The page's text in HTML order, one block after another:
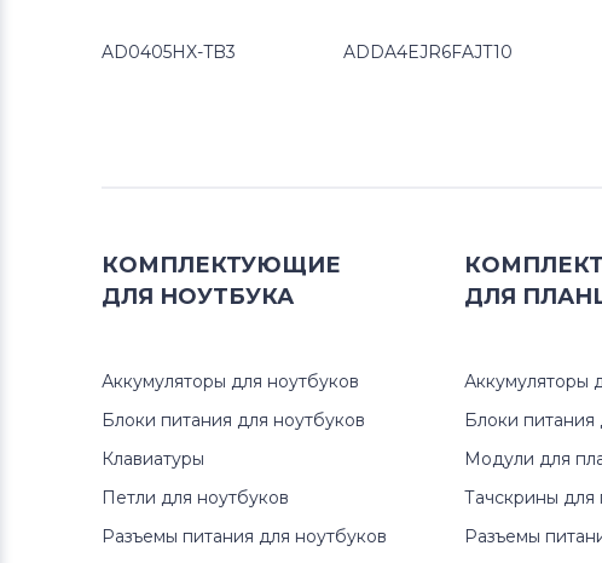
AD0405HX-TB3 ADDA4EJR6FAJT10
КОМПЛЕКТУЮЩИЕ
ДЛЯ НОУТБУКА
Аккумуляторы для ноутбуков
Блоки питания для ноутбуков
Клавиатуры
Петли для ноутбуков
Разъемы питания для ноутбуков
ДЛЯ
Аккумуляторы
Блоки
Модули для
Тачскрины для
Разъемы